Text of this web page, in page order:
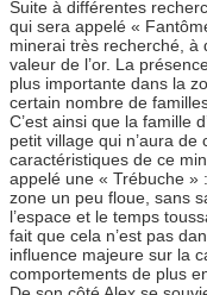
Suite à différentes
qui sera appelé «
minerai très recherché, à
valeur de l’or. La
plus importante dans la
certain nombre de
C’est ainsi que la famille
petit village qui n’aura
caractéristiques de ce
appelé une « Trébuche »
zone un peu floue, sans
l’espace et le temps
fait que cela n’est pas
influence majeure sur la
comportements de plus